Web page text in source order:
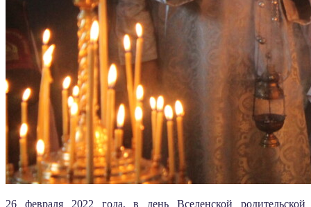
26 февраля 2022 года, в день Вселенской родительской